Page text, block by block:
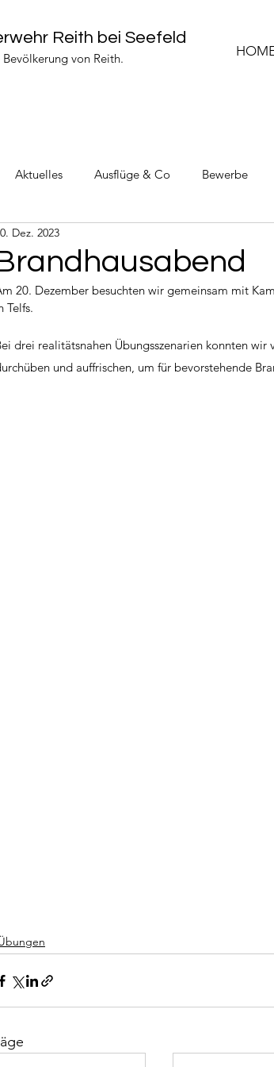
Reith bei Seefeld
von Reith.
Aktuelles Ausflüge & Co Bewerbe
Einsätze 2022
Dez. 2023
20. Dezember besuchten wir gemeinsam mit
Telfs.
drei realitätsnahen Übungsszenarien konnten
und auffrischen, um für bevorstehende